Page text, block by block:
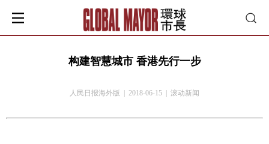
构建智慧城市 香港先行一步
人民日报海外版 | 2018-06-15 | 滚动新闻